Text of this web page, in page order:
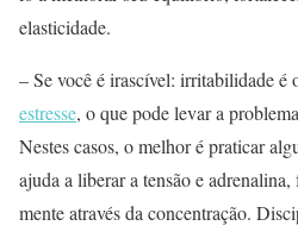
elasticidade.
– Se você é irascível: irritabilidade é
estresse, o que pode levar a
Nestes casos, o melhor é praticar
ajuda a liberar a tensão e
mente através da concentração.